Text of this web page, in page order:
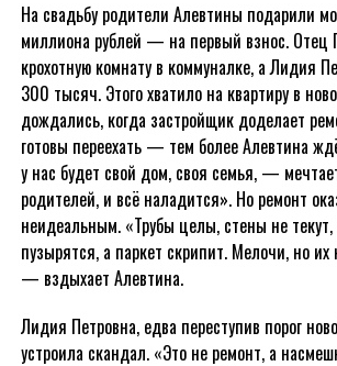
На свадьбу родители Алевтины подарили
миллиона рублей — на первый взнос. Отец
крохотную комнату в коммуналке, а Лидия
300 тысяч. Этого хватило на квартиру в
дождались, когда застройщик доделает
готовы переехать — тем более Алевтина
у нас будет свой дом, своя семья, —
родителей, и всё наладится». Но ремонт
неидеальным. «Трубы целы, стены не текут,
пузырятся, а паркет скрипит. Мелочи, но
— вздыхает Алевтина.
Лидия Петровна, едва переступив порог
устроила скандал. «Это не ремонт, а